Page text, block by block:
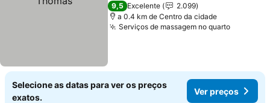
9,5 Excelente
2.099
a 0.4 km de Centro da cidade
Serviços de massagem no quartoVer
Selecione as datas para ver os preços
exatos.
Ver preços